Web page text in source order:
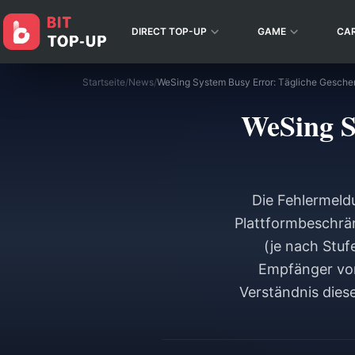
DIRECT TOP-UP GAME
Startseite/News/
WeSing
Die
(je nach
Empfänger
Verständnis